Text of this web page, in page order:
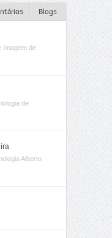
Blogs
Imagem de
de
Alberto